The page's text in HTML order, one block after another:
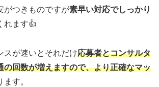
がつきものですが素早い対応でしっかり
れます👍
スが速いとそれだけ応募者とコンサルタ
の回数が増えますので、より正確なマッ
す。